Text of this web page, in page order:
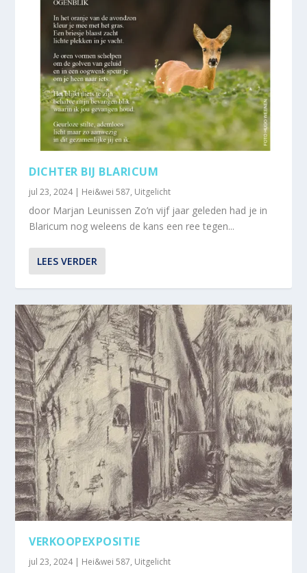
DICHTER BIJ BLARICUM
jul 23, 2024| Hei&wei 587, Uitgelicht
door Marjan Leunissen Zo’n vijf jaar geleden had je in
Blaricum nog weleens de kans een ree tegen...
LEES VERDER
VERKOOPEXPOSITIE
jul 23, 2024| Hei&wei 587, Uitgelicht